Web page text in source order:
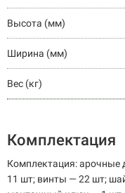
Высота (мм)
Ширина (мм)
Вес (кг)
Комплектация
Комплектация: арочные
11 шт; винты — 22 шт;